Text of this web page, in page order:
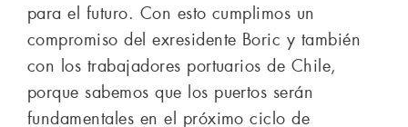
para el futuro. Con esto cumplimos un
compromiso del exresidente Boric y también
con los trabajadores portuarios de Chile,
porque sabemos que los puertos serán
fundamentales en el próximo ciclo de